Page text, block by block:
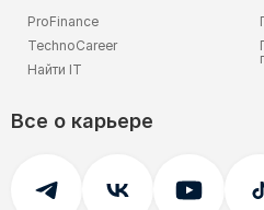
Все о карьере
ProFinance
TechnoCareer
Найти IT